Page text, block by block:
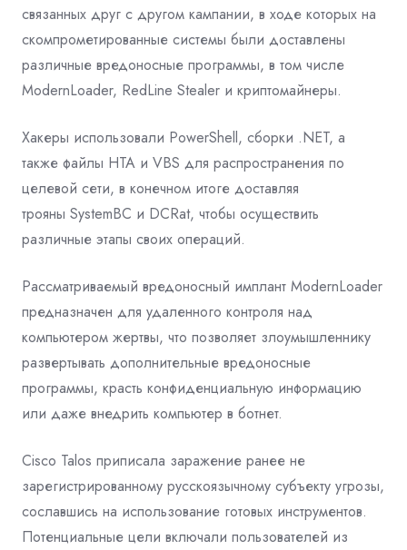
связанных друг с другом кампании, в ходе которых на
скомпрометированные системы были доставлены
различные вредоносные программы, в том числе
ModernLoader, RedLine Stealer и криптомайнеры.
Хакеры использовали PowerShell, сборки .NET, а
также файлы HTA и VBS для распространения по
целевой сети, в конечном итоге доставляя
трояны SystemBC и DCRat, чтобы осуществить
различные этапы своих операций.
Рассматриваемый вредоносный имплант ModernLoader
предназначен для удаленного контроля над
компьютером жертвы, что позволяет злоумышленнику
развертывать дополнительные вредоносные
программы, красть конфиденциальную информацию
или даже внедрить компьютер в ботнет.
Cisco Talos приписала заражение ранее не
зарегистрированному русскоязычному субъекту угрозы,
сославшись на использование готовых инструментов.
Потенциальные цели включали пользователей из